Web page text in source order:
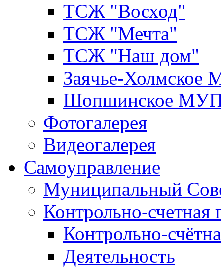
ТСЖ "Восход"
ТСЖ "Мечта"
ТСЖ "Наш дом"
Заячье-
Шопшинское
Фотогалерея
Видеогалерея
Самоуправление
Муниципальный
Контрольно-счетная
Контрольно-
Деятельность